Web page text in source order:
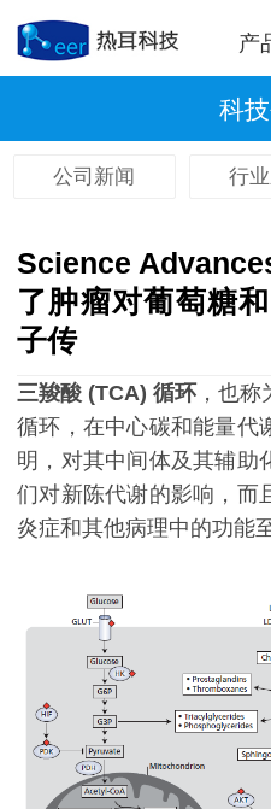
产
科
公司新闻 行
Science
了肿瘤对葡萄糖
子传
三羧酸 (TCA) 循环 ，也
循环，在中心碳和能量代
明，对其中间体及其辅助
们对新陈代谢的影响，而
炎症和其他病理中的功能